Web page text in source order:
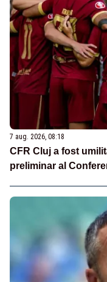
7 aug. 2026, 08:18
CFR Cluj a fost
preliminar al